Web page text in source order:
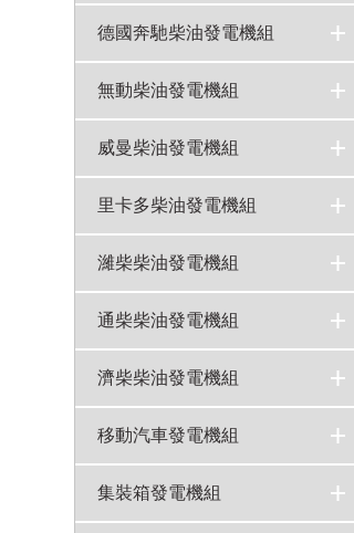
>
>
>
道依茨柴油發電機組 >
德國奔馳柴油發電機組
>
>
>
奔馳發電機組 >
無動柴油發電機組
>
>
>
無動發電機組 >
威曼柴油發電機組
>
>
威曼柴油發電機組 >
里卡多柴油發電機組
>
>
里卡多多發電機組 >
濰柴柴油發電機組
濰柴發電機組 >
>
>
>
>
通柴柴油發電機組
>
>
通柴發電機組 >
濟柴柴油發電機組
>
濟柴發電機組 >
移動汽車發電機組
移動電源車 >
移動汽車發電機組 >
集裝箱發電機組